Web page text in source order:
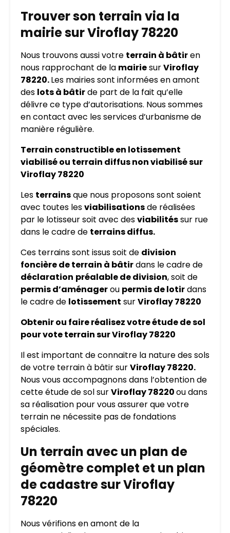
Trouver son terrain via la
mairie sur Viroflay 78220
Nous trouvons aussi votre terrain à bâtiren
nous rapprochant de la mairiesurViroflay
78220.Les mairies sont informées en amont
des lots à bâtirde part de la fait qu’elle
délivre ce type d’autorisations. Nous sommes
en contact avec les services d’urbanisme de
manière régulière.
Terrain constructible en lotissement
viabilisé ou terrain diffus non viabilisé sur
Viroflay 78220
Les terrainsque nous proposons sont soient
avec toutes lesviabilisationsde réalisées
par le lotisseur soit avec desviabilitéssur rue
dans le cadre de terrains diffus.
Ces terrains sont issus soit de division
foncière de terrain à bâtirdans le cadre de
déclaration préalable de division, soit de
permis d’aménagerou permis de lotirdans
le cadre de lotissement surViroflay 78220
Obtenir ou faire réalisez votre étude de sol
pour vote terrain sur Viroflay 78220
Il est important de connaitre la nature des sols
de votre terrain à bâtir surViroflay 78220.
Nous vous accompagnons dans l’obtention de
cette étude de sol surViroflay 78220ou dans
sa réalisation pour vous assurer que votre
terrain ne nécessite pas de fondations
spéciales.
Un terrain avec un plan de
géomètre complet et un plan
de cadastre sur Viroflay
78220
Nous vérifions en amont de la